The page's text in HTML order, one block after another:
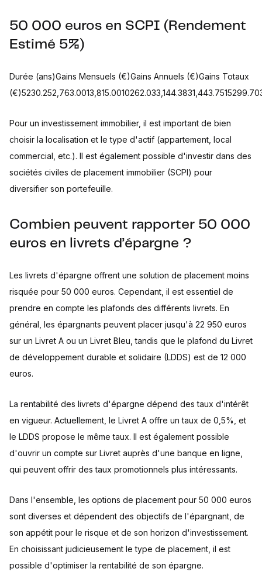
50 000 euros en SCPI (Rendement
Estimé 5%)
Durée (ans)Gains Mensuels (€)Gains Annuels (€)Gains Totaux
Pour un investissement immobilier, il est important de bien
choisir la localisation et le type d'actif (appartement, local
commercial, etc.). Il est également possible d'investir dans des
sociétés civiles de placement immobilier (SCPI) pour
diversifier son portefeuille.
Combien peuvent rapporter 50 000
euros en livrets d’épargne ?
Les livrets d'épargne offrent une solution de placement moins
risquée pour 50 000 euros. Cependant, il est essentiel de
prendre en compte les plafonds des différents livrets. En
général, les épargnants peuvent placer jusqu'à 22 950 euros
sur un Livret A ou un Livret Bleu, tandis que le plafond du Livret
de développement durable et solidaire (LDDS) est de 12 000
euros.
La rentabilité des livrets d'épargne dépend des taux d'intérêt
en vigueur. Actuellement, le Livret A offre un taux de 0,5%, et
le LDDS propose le même taux. Il est également possible
d'ouvrir un compte sur Livret auprès d'une banque en ligne,
qui peuvent offrir des taux promotionnels plus intéressants.
Dans l'ensemble, les options de placement pour 50 000 euros
sont diverses et dépendent des objectifs de l'épargnant, de
son appétit pour le risque et de son horizon d'investissement.
En choisissant judicieusement le type de placement, il est
possible d'optimiser la rentabilité de son épargne.